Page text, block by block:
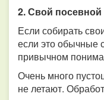
2. Свой
Если собирать
если это обычные
привычном
Очень много
не летают.